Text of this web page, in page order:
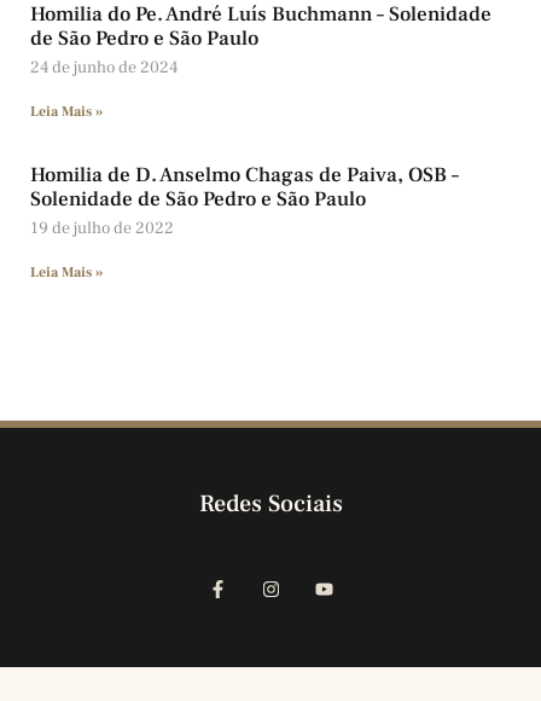
Homilia do Pe. André Luís Buchmann – Solenidade
de São Pedro e São Paulo
24 de junho de 2024
Leia Mais »
Homilia de D. Anselmo Chagas de Paiva, OSB –
Solenidade de São Pedro e São Paulo
19 de julho de 2022
Leia Mais »
Redes Sociais